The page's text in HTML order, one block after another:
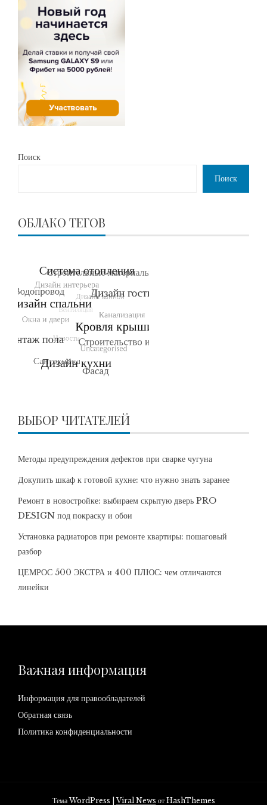
Поиск
Поиск
ОБЛАКО ТЕГОВ
ВЫБОР ЧИТАТЕЛЕЙ
Методы предупреждения дефектов при сварке чугуна
Докупить шкаф к готовой кухне: что нужно знать заранее
Ремонт в новостройке: выбираем скрытую дверь PRO
DESIGN под покраску и обои
Установка радиаторов при ремонте квартиры: пошаговый
разбор
ЦЕМРОС 500 ЭКСТРА и 400 ПЛЮС: чем отличаются
линейки
Важная информация
Информация для правообладателей
Обратная связь
Политика конфиденциальности
Тема WordPress |Viral News от HashThemes